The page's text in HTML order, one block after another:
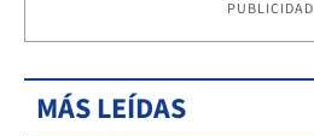
PUBLICIDAD
MÁS LEÍDAS